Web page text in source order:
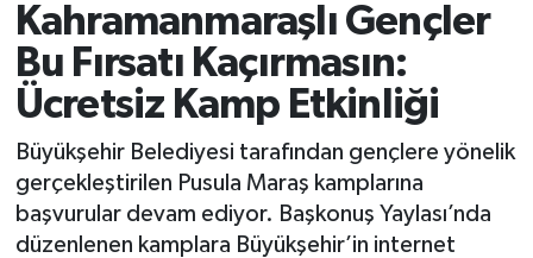
Kahramanmaraşlı Gençler
Bu Fırsatı Kaçırmasın:
Ücretsiz Kamp Etkinliği
Büyükşehir Belediyesi tarafından gençlere yönelik
gerçekleştirilen Pusula Maraş kamplarına
başvurular devam ediyor. Başkonuş Yaylası’nda
düzenlenen kamplara Büyükşehir’in internet
Gündem
Magazin
Politika
Sağlık
Tüm Manşetler
Son Dakika Haberleri
Haber Arşivi